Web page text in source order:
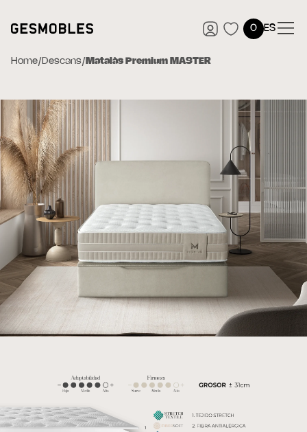
0 ES
Home/ Descans/ Matalàs Premium MASTER